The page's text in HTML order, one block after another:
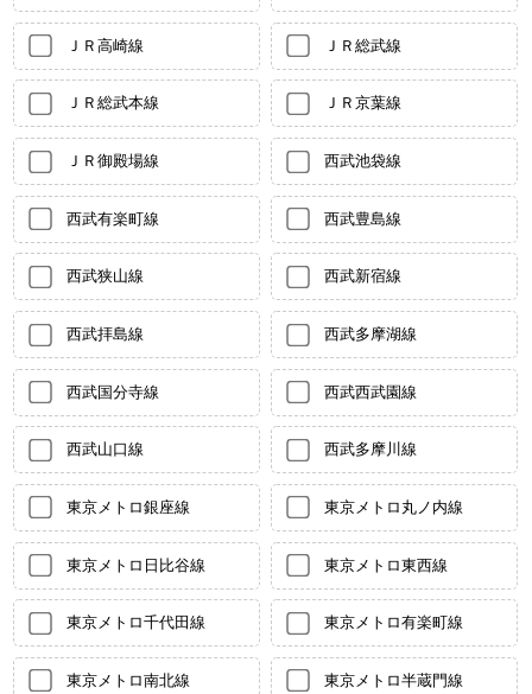
ＪＲ高崎線 ＪＲ総武線
ＪＲ総武本線 ＪＲ京葉線
ＪＲ御殿場線 西武池袋線
西武有楽町線 西武豊島線
西武狭山線 西武新宿線
西武拝島線 西武多摩湖線
西武国分寺線 西武西武園線
西武山口線 西武多摩川線
東京メトロ銀座線 東京メトロ丸ノ内線
東京メトロ日比谷線 東京メトロ東西線
東京メトロ千代田線 東京メトロ有楽町線
東京メトロ南北線 東京メトロ半蔵門線